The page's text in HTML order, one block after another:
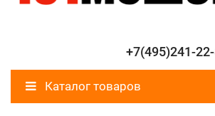
+7(495)241-
Каталог товаров